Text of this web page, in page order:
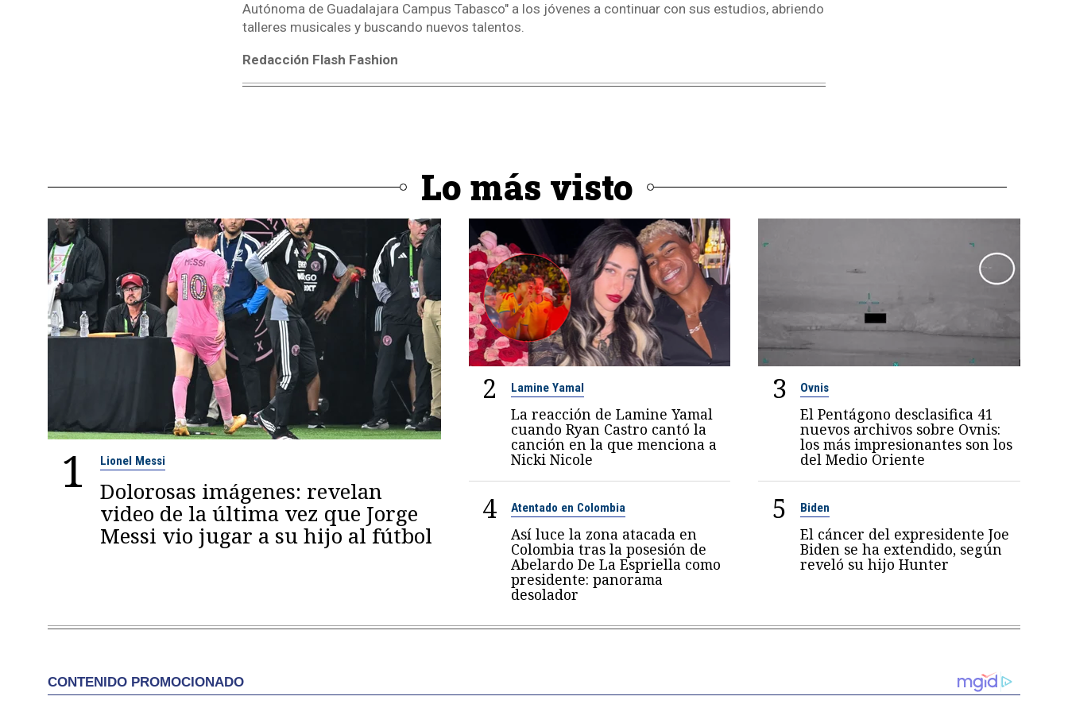
Autónoma de Guadalajara Campus Tabasco" a los jóvenes a continuar con sus estudios, abriendo
talleres musicales y buscando nuevos talentos.
Redacción Flash Fashion
Lo más visto
1 Lionel Messi
Dolorosas imágenes: revelan
video de la última vez que Jorge
Messi vio jugar a su hijo al fútbol
2 Lamine Yamal
La reacción de Lamine Yamal
cuando Ryan Castro cantó la
canción en la que menciona a
Nicki Nicole
3 Ovnis
El Pentágono desclasifica 41
nuevos archivos sobre Ovnis:
los más impresionantes son los
del Medio Oriente
4 Atentado en Colombia
Así luce la zona atacada en
Colombia tras la posesión de
Abelardo De La Espriella como
presidente: panorama
desolador
5 Biden
El cáncer del expresidente Joe
Biden se ha extendido, según
reveló su hijo Hunter